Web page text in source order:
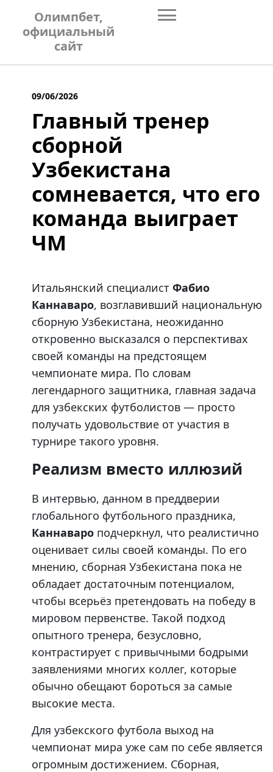
content
Олимпбет,
официальный
сайт
09/06/2026
Главный тренер
сборной
Узбекистана
сомневается, что его
команда выиграет
ЧМ
Итальянский специалист Фабио
Каннаваро, возглавивший национальную
сборную Узбекистана, неожиданно
откровенно высказался о перспективах
своей команды на предстоящем
чемпионате мира. По словам
легендарного защитника, главная задача
для узбекских футболистов — просто
получать удовольствие от участия в
турнире такого уровня.
Реализм вместо иллюзий
В интервью, данном в преддверии
глобального футбольного праздника,
Каннаваро подчеркнул, что реалистично
оценивает силы своей команды. По его
мнению, сборная Узбекистана пока не
обладает достаточным потенциалом,
чтобы всерьёз претендовать на победу в
мировом первенстве. Такой подход
опытного тренера, безусловно,
контрастирует с привычными бодрыми
заявлениями многих коллег, которые
обычно обещают бороться за самые
высокие места.
Для узбекского футбола выход на
чемпионат мира уже сам по себе является
огромным достижением. Сборная,